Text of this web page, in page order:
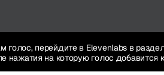
перейдите в Elevenlabs в
нажатия на которую голос добавится